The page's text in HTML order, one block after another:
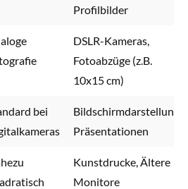
Profilbilder
DSLR-Kameras,
Fotoabzüge (z.B.
10x15 cm)
bei
Bildschirmdarstellung,
Präsentationen
Kunstdrucke, Ältere
Monitore